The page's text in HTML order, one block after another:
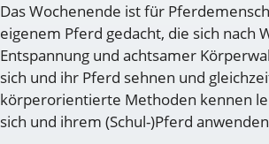
Das Wochenende ist für
eigenem Pferd gedacht, die sich nach
Entspannung und achtsamer
sich und ihr Pferd sehnen und
körperorientierte Methoden kennen
sich und ihrem (Schul-)Pferd